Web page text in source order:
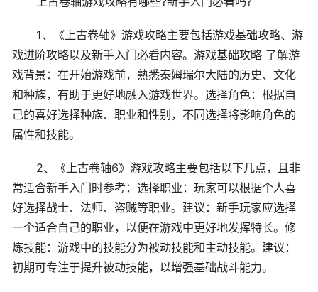
1、《上古卷轴》游戏攻略主要包括游戏基础攻略、游
戏进阶攻略以及新手入门必看内容。游戏基础攻略 了解游
戏背景：在开始游戏前，熟悉泰姆瑞尔大陆的历史、文化
和种族，有助于更好地融入游戏世界。选择角色：根据自
己的喜好选择种族、职业和性别，不同选择将影响角色的
属性和技能。
2、《上古卷轴6》游戏攻略主要包括以下几点，且非
常适合新手入门时参考：选择职业：玩家可以根据个人喜
好选择战士、法师、盗贼等职业。建议：新手玩家应选择
一个适合自己的职业，以便在游戏中更好地发挥特长。修
炼技能：游戏中的技能分为被动技能和主动技能。建议：
初期可专注于提升被动技能，以增强基础战斗能力。